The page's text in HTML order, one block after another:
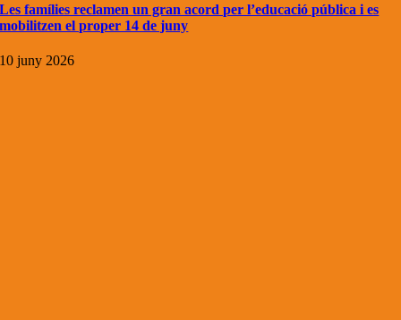
Les famílies reclamen un gran acord per l’educació pública i es
mobilitzen el proper 14 de juny
10 juny 2026